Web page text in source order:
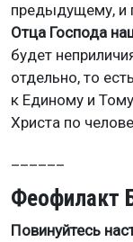
предыдущему, и
Отца Господа
будет
отдельно, то
к Единому и
Христа по
Феофилакт
Повинуйтесь